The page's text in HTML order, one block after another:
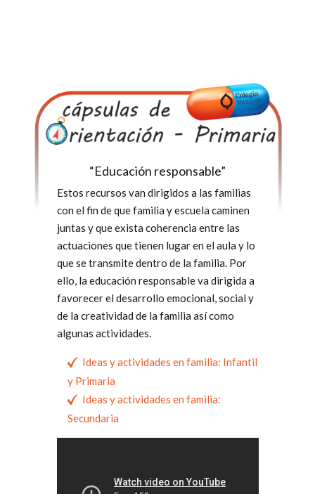
“Educación responsable”
Estos recursos van dirigidos a las familias
con el fin de que familia y escuela caminen
juntas y que exista coherencia entre las
actuaciones que tienen lugar en el aula y lo
que se transmite dentro de la familia. Por
ello, la educación responsable va dirigida a
favorecer el desarrollo emocional, social y
de la creatividad de la familia así como
algunas actividades.
Ideas y actividades en familia: Infantil
y Primaria
Ideas y actividades en familia:
Secundaria